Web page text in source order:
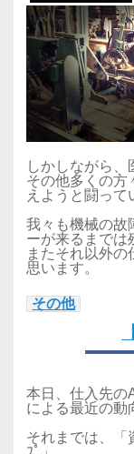
しかしながら、
その他多くの方
えようと闘って
我々も機械の故
ーが来るまでは
またそれ以外の
思います。
その他
本日、仕入先の
による最近の動
それまでは、「